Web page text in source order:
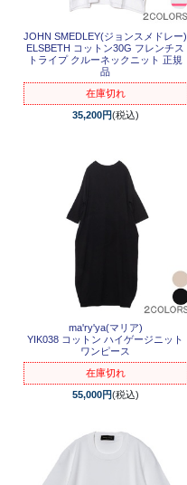
JOHN SMEDLEY(ジョンスメドレー)
ELSBETH コットン30G フレンチス
トライプ クルーネックニット 正規
品
在庫切れ
35,200円(税込)
ma'ry'ya(マリア)
YIK038 コットン ハイゲージニット
ワンピース
在庫切れ
55,000円(税込)